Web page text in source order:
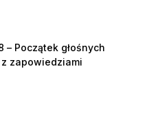
– Początek głośnych
zapowiedziami